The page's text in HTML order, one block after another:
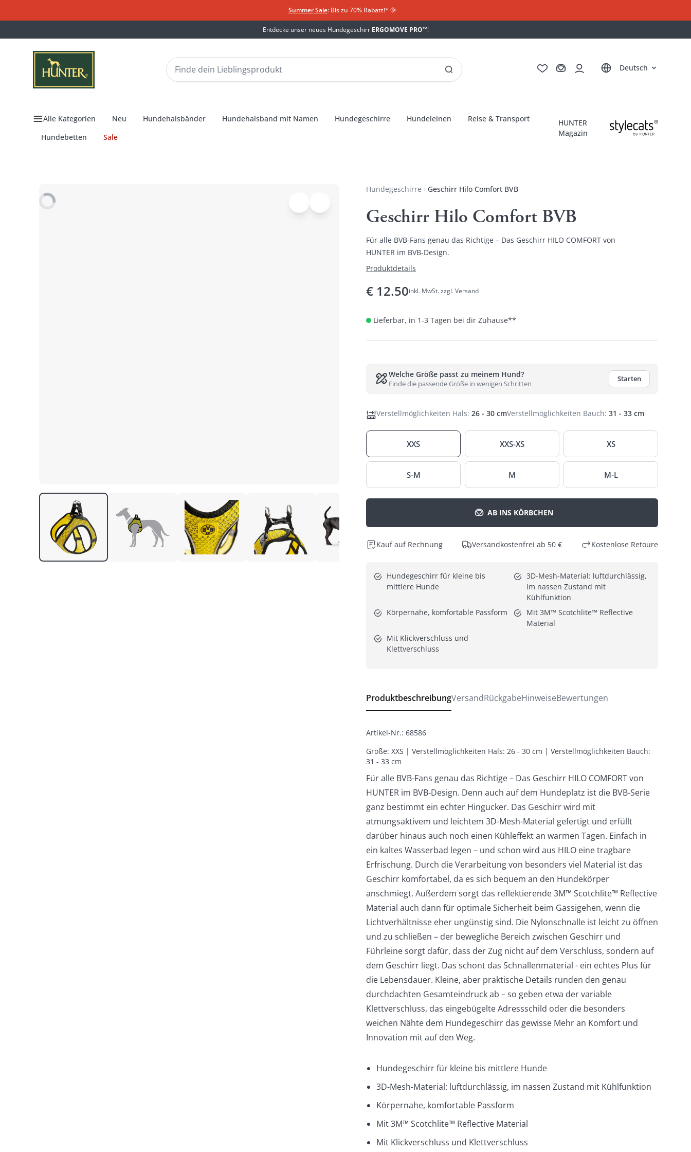
Summer Sale: Bis zu 70% Rabatt!* 🌞
Entdecke unser neues Hundegeschirr ERGOMOVE PRO™!
English
Français
Italiano
Nederlands
Deutsch
Alle Kategorien Neu Hundehalsbänder Hundehalsband mit Namen Hundegeschirre Hundeleinen
Reise & Transport
Hundebetten
Sale
HUNTER
Magazin
Hundegeschirre Geschirr Hilo Comfort BVB
Geschirr Hilo Comfort BVB
Für alle BVB-Fans genau das Richtige – Das Geschirr HILO COMFORT von
HUNTER im BVB-Design.
Produktdetails
€ 12.50inkl. MwSt. zzgl. Versand
Lieferbar, in 1-3 Tagen bei dir Zuhause**
Welche Größe passt zu meinem Hund?
Finde die passende Größe in wenigen Schritten
Starten
Verstellmöglichkeiten Hals: 26 - 30 cmVerstellmöglichkeiten Bauch: 31 - 33 cm
XXS XXS-XS XS
S-M M M-L
AB INS KÖRBCHEN
Kauf auf Rechnung Versandkostenfrei ab 50 € Kostenlose Retoure
Hundegeschirr für kleine bis
mittlere Hunde
3D-Mesh-Material: luftdurchlässig,
im nassen Zustand mit
Kühlfunktion
Körpernahe, komfortable Passform
Mit 3M™ Scotchlite™ Reflective
Material
Mit Klickverschluss und
Klettverschluss
ProduktbeschreibungVersandRückgabeHinweiseBewertungen
Artikel-Nr.: 68586
Größe: XXS | Verstellmöglichkeiten Hals: 26 - 30 cm | Verstellmöglichkeiten Bauch:
31 - 33 cm
Für alle BVB-Fans genau das Richtige – Das Geschirr HILO COMFORT von
HUNTER im BVB-Design. Denn auch auf dem Hundeplatz ist die BVB-Serie
ganz bestimmt ein echter Hingucker. Das Geschirr wird mit
atmungsaktivem und leichtem 3D-Mesh-Material gefertigt und erfüllt
darüber hinaus auch noch einen Kühleffekt an warmen Tagen. Einfach in
ein kaltes Wasserbad legen – und schon wird aus HILO eine tragbare
Erfrischung. Durch die Verarbeitung von besonders viel Material ist das
Geschirr komfortabel, da es sich bequem an den Hundekörper
anschmiegt. Außerdem sorgt das reflektierende 3M™ Scotchlite™ Reflective
Material auch dann für optimale Sicherheit beim Gassigehen, wenn die
Lichtverhältnisse eher ungünstig sind. Die Nylonschnalle ist leicht zu öffnen
und zu schließen – der bewegliche Bereich zwischen Geschirr und
Führleine sorgt dafür, dass der Zug nicht auf dem Verschluss, sondern auf
dem Geschirr liegt. Das schont das Schnallenmaterial - ein echtes Plus für
die Lebensdauer. Kleine, aber praktische Details runden den genau
durchdachten Gesamteindruck ab – so geben etwa der variable
Klettverschluss, das eingebügelte Adressschild oder die besonders
weichen Nähte dem Hundegeschirr das gewisse Mehr an Komfort und
Innovation mit auf den Weg.
Hundegeschirr für kleine bis mittlere Hunde
3D-Mesh-Material: luftdurchlässig, im nassen Zustand mit Kühlfunktion
Körpernahe, komfortable Passform
Mit 3M™ Scotchlite™ Reflective Material
Mit Klickverschluss und Klettverschluss